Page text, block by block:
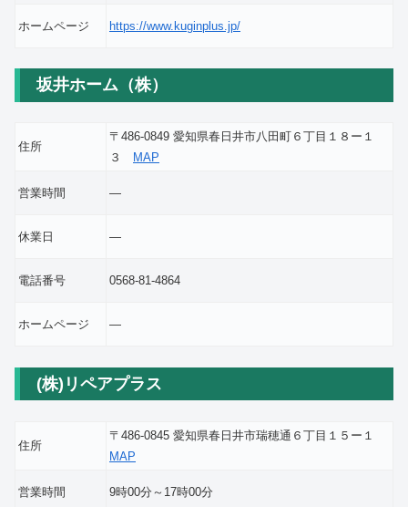
ホームページ https://www.kuginplus.jp/
坂井ホーム（株）
住所
〒486-0849 愛知県春日井市八田町６丁目１８ー１
３
MAP
営業時間 ―
休業日 ―
電話番号 0568-81-4864
ホームページ ―
(株)リペアプラス
住所
〒486-0845 愛知県春日井市瑞穂通６丁目１５ー１
MAP
営業時間 9時00分～17時00分